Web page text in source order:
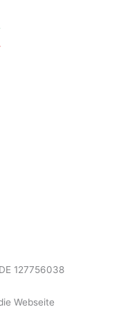
127756038
Webseite